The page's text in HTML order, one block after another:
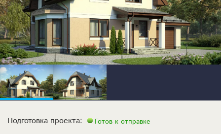
Подготовка проекта: Готов к отправке